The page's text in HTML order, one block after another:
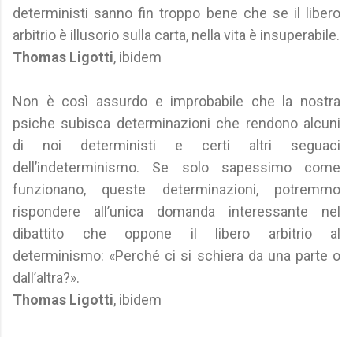
deterministi sanno fin troppo bene che se il libero
arbitrio è illusorio sulla carta, nella vita è insuperabile.
Thomas Ligotti, ibidem
Non è così assurdo e improbabile che la nostra
psiche subisca determinazioni che rendono alcuni
di noi deterministi e certi altri seguaci
dell’indeterminismo. Se solo sapessimo come
funzionano, queste determinazioni, potremmo
rispondere all’unica domanda interessante nel
dibattito che oppone il libero arbitrio al
determinismo: «Perché ci si schiera da una parte o
dall’altra?».
Thomas Ligotti, ibidem